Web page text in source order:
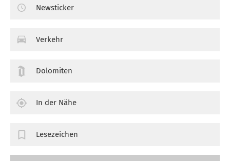
Newsticker
Verkehr
Dolomiten
In der Nähe
Lesezeichen